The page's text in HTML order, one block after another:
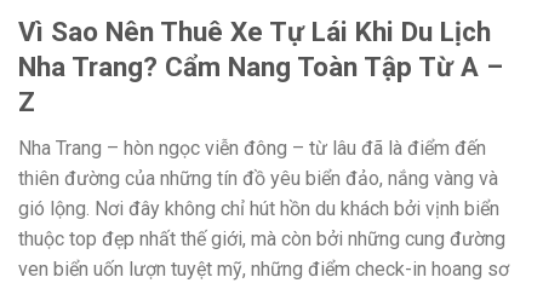
Vì Sao Nên Thuê Xe Tự Lái Khi Du Lịch
Nha Trang? Cẩm Nang Toàn Tập Từ A –
Z
Nha Trang – hòn ngọc viễn đông – từ lâu đã là điểm đến
thiên đường của những tín đồ yêu biển đảo, nắng vàng và
gió lộng. Nơi đây không chỉ hút hồn du khách bởi vịnh biển
thuộc top đẹp nhất thế giới, mà còn bởi những cung đường
ven biển uốn lượn tuyệt mỹ, những điểm check-in hoang sơ